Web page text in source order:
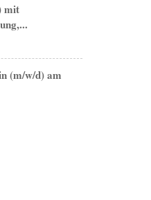
mit
(m/w/d) am